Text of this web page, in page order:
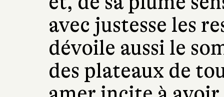
avec justesse les
dévoile aussi le
des plateaux de